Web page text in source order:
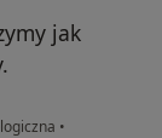
jak
•